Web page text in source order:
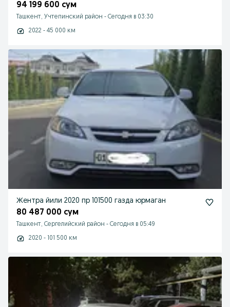
94 199 600 сум
Ташкент, Учтепинский район - Сегодня в 03:30
2022 - 45 000 км
Жентра йили 2020 пр 101500 газда юрмаган
80 487 000 сум
Ташкент, Сергелийский район - Сегодня в 05:49
2020 - 101 500 км